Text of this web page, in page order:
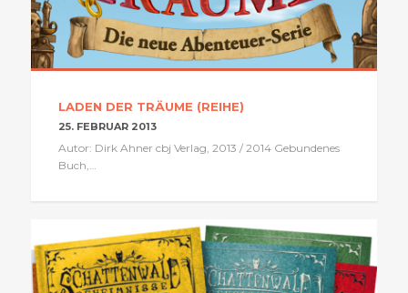
LADEN DER TRÄUME (REIHE)
25. FEBRUAR 2013
Autor: Dirk Ahner cbj Verlag, 2013 / 2014 Gebundenes
Buch,…